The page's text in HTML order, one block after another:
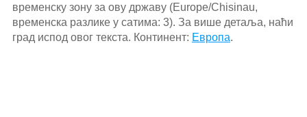
временску зону за ову државу (Europe/Chisinau,
временска разлике у сатима: 3). За више детаља, наћи
град испод овог текста. Континент: Европа.